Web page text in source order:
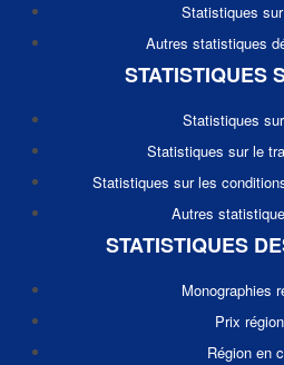
Statistiques
Autres statistiques
STATISTIQUES
Statistiques
Statistiques sur le
Statistiques sur les
Autres
STATISTIQUES
Monographies
Prix
Région en